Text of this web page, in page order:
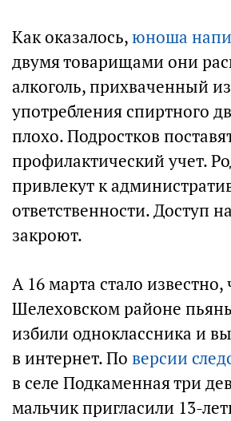
Как оказалось,юноша
двумя товарищами они
алкоголь, прихваченный
употребления спиртного
плохо. Подростков
профилактический учет.
привлекут к
ответственности. Доступ
закроют.
А 16 марта стало известно,
Шелеховском районе
избили одноклассника и
в интернет. По версии
в селе Подкаменная три
мальчик пригласили 13-